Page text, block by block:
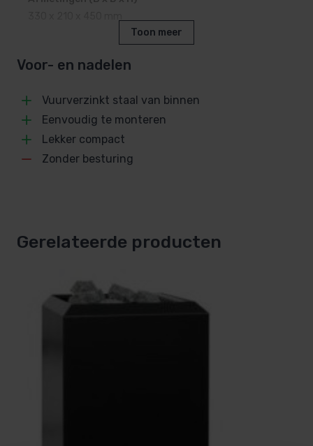
ca. 10 kg saunastenen
Merk
Sawo
1029504174436
Toon meer
Voor- en nadelen
Vuurverzinkt staal van binnen
Eenvoudig te monteren
Lekker compact
Zonder besturing
Gerelateerde producten